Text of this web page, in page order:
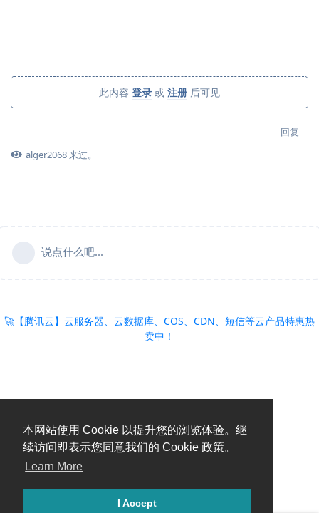
本网站使用 Cookie 以提升您的浏览体验。继
续访问即表示您同意我们的 Cookie 政策。
Learn More
I Accept
此内容 登录 或 注册 后可见
回复
alger2068来过。
说点什么吧...
🚀【腾讯云】云服务器、云数据库、COS、CDN、短信等云产品特惠热
卖中！